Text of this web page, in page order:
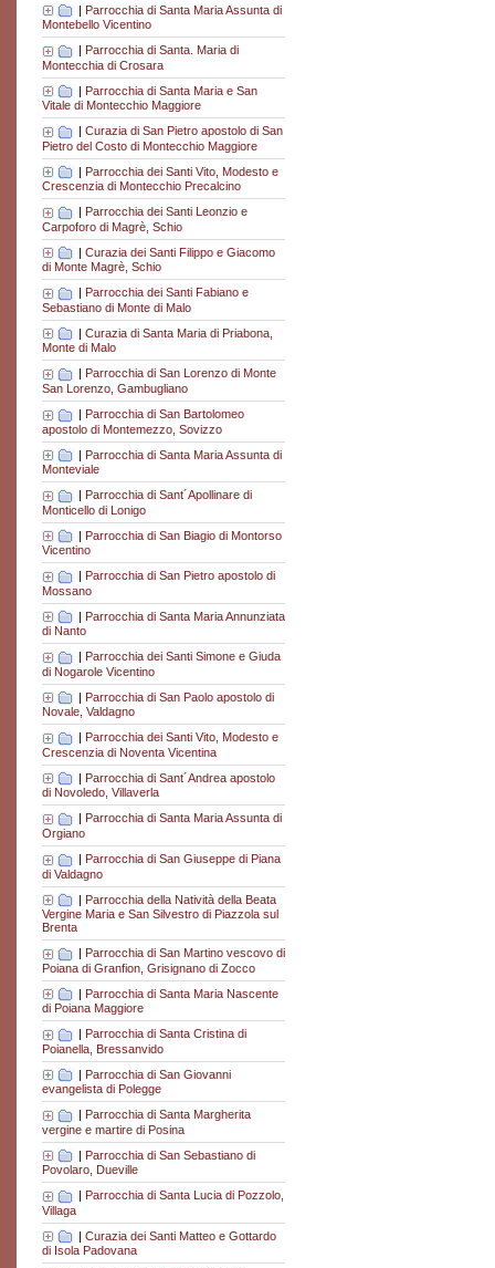
| Parrocchia di Santa Maria Assunta di
Montebello Vicentino
| Parrocchia di Santa. Maria di
Montecchia di Crosara
| Parrocchia di Santa Maria e San
Vitale di Montecchio Maggiore
| Curazia di San Pietro apostolo di San
Pietro del Costo di Montecchio Maggiore
| Parrocchia dei Santi Vito, Modesto e
Crescenzia di Montecchio Precalcino
Parrocchia dei Santi Leonzio e
Carpoforo di Magrè, Schio
| Curazia dei Santi Filippo e Giacomo
di Monte Magrè, Schio
Parrocchia dei Santi Fabiano e
Sebastiano di Monte di Malo
| Curazia di Santa Maria di Priabona,
Monte di Malo
Parrocchia di San Lorenzo di Monte
San Lorenzo, Gambugliano
| Parrocchia di San Bartolomeo
apostolo di Montemezzo, Sovizzo
| Parrocchia di Santa Maria Assunta di
Monteviale
| Parrocchia di Sant´Apollinare di
Monticello di Lonigo
| Parrocchia di San Biagio di Montorso
Vicentino
| Parrocchia di San Pietro apostolo di
Mossano
| Parrocchia di Santa Maria Annunziata
di Nanto
Parrocchia dei Santi Simone e Giuda
di Nogarole Vicentino
| Parrocchia di San Paolo apostolo di
Novale, Valdagno
Parrocchia dei Santi Vito, Modesto e
Crescenzia di Noventa Vicentina
| Parrocchia di Sant´Andrea apostolo
di Novoledo, Villaverla
Parrocchia di Santa Maria Assunta di
Orgiano
| Parrocchia di San Giuseppe di Piana
di Valdagno
| Parrocchia della Natività della Beata
Vergine Maria e San Silvestro di Piazzola sul
Brenta
| Parrocchia di San Martino vescovo di
Poiana di Granfion, Grisignano di Zocco
| Parrocchia di Santa Maria Nascente
di Poiana Maggiore
Parrocchia di Santa Cristina di
Poianella, Bressanvido
| Parrocchia di San Giovanni
evangelista di Polegge
Parrocchia di Santa Margherita
vergine e martire di Posina
| Parrocchia di San Sebastiano di
Povolaro, Dueville
Parrocchia di Santa Lucia di Pozzolo,
Villaga
| Curazia dei Santi Matteo e Gottardo
di Isola Padovana